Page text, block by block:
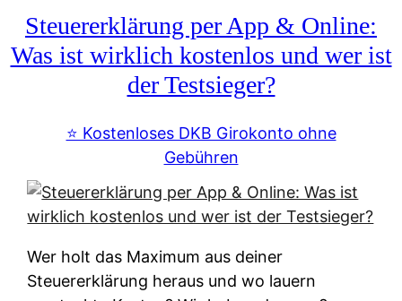
&
f
r
e
u
s
u
n
a
h
g
s
y
t
e
Steuererklärung per App & Online:
Was ist wirklich kostenlos und wer ist
der Testsieger?
⭐️ Kostenloses DKB Girokonto ohne
Gebühren
Wer holt das Maximum aus deiner
Steuererklärung heraus und wo lauern